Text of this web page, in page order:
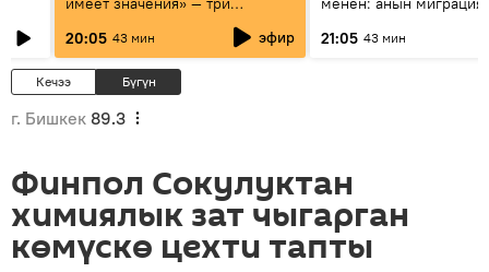
эксперта о сотрудничестве
России и Кыргызстана в
образовании и исследованиях
20:05 43 мин эфир
21:05 43 мин
Кечээ Бүгүн
г. Бишкек 89.3
Финпол Сокулуктан
химиялык зат чыгарган
көмүскө цехти тапты